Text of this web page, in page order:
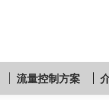
流量控制方案